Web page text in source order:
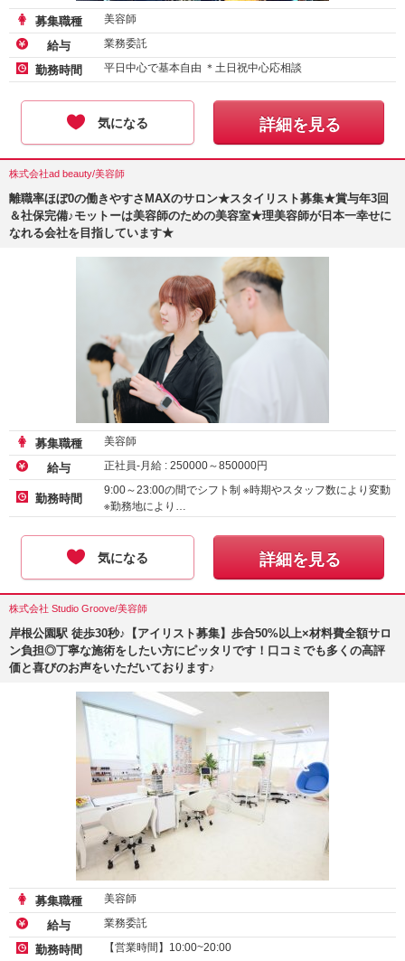
募集職種 美容師
給与 業務委託
勤務時間 平日中心で基本自由 ＊土日祝中心応相談
気になる 詳細を見る
株式会社ad beauty/美容師
離職率ほぼ0の働きやすさMAXのサロン★スタイリスト募集★賞与年3回
＆社保完備♪モットーは美容師のための美容室★理美容師が日本一幸せに
なれる会社を目指しています★
募集職種 美容師
給与 正社員-月給 : 250000～850000円
勤務時間
9:00～23:00の間でシフト制 ※時期やスタッフ数により変動
※勤務地により…
気になる 詳細を見る
株式会社 Studio Groove/美容師
岸根公園駅 徒歩30秒♪【アイリスト募集】歩合50%以上×材料費全額サロ
ン負担◎丁寧な施術をしたい方にピッタリです！口コミでも多くの高評
価と喜びのお声をいただいております♪
募集職種 美容師
給与 業務委託
勤務時間 【営業時間】10:00~20:00